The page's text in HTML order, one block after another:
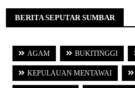
BERITA SEPUTAR SUMBAR
AGAM BUKITINGGI
KEPULAUAN MENTAWAI